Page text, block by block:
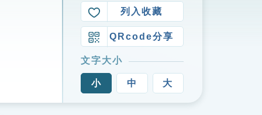
列入收藏
QRcode分享
文字大小
小 中 大